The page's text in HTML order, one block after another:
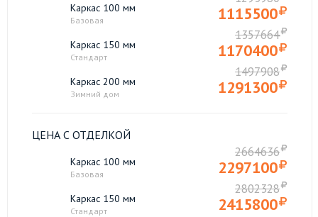
Каркас 100 мм
Базовая 1115500
Каркас 150 мм
Стандарт
1357664
1170400
Каркас 200 мм
Зимний дом
1497908
1291300
ЦЕНА С ОТДЕЛКОЙ
Каркас 100 мм
Базовая
2664636
2297100
Каркас 150 мм
Стандарт
2802328
2415800